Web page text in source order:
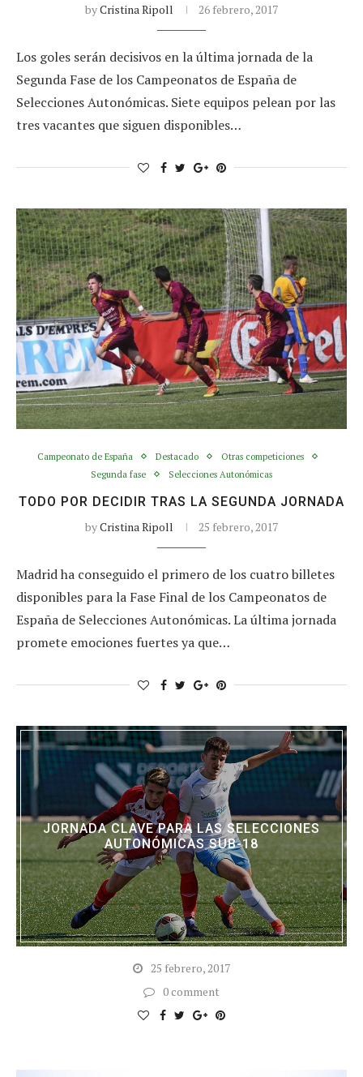
byCristina Ripoll 26 febrero, 2017
Los goles serán decisivos en la última jornada de la
Segunda Fase de los Campeonatos de España de
Selecciones Autonómicas. Siete equipos pelean por las
tres vacantes que siguen disponibles…
Campeonato de España Destacado
Otras competiciones
Segunda fase
Selecciones Autonómicas
TODO POR DECIDIR TRAS LA SEGUNDA JORNADA
byCristina Ripoll 25 febrero, 2017
Madrid ha conseguido el primero de los cuatro billetes
disponibles para la Fase Final de los Campeonatos de
España de Selecciones Autonómicas. La última jornada
promete emociones fuertes ya que…
JORNADA CLAVE PARA LAS SELECCIONES
AUTONÓMICAS SUB-18
25 febrero, 2017
0 comment